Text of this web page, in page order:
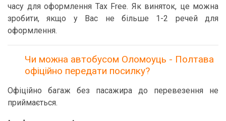
часу для оформлення Tax Free. Як виняток, це можна
зробити, якщо у Вас не більше 1-2 речей для
оформлення.
Чи можна автобусом Оломоуць - Полтава
офіційно передати посилку?
Офіційно багаж без пасажира до перевезення не
приймається.